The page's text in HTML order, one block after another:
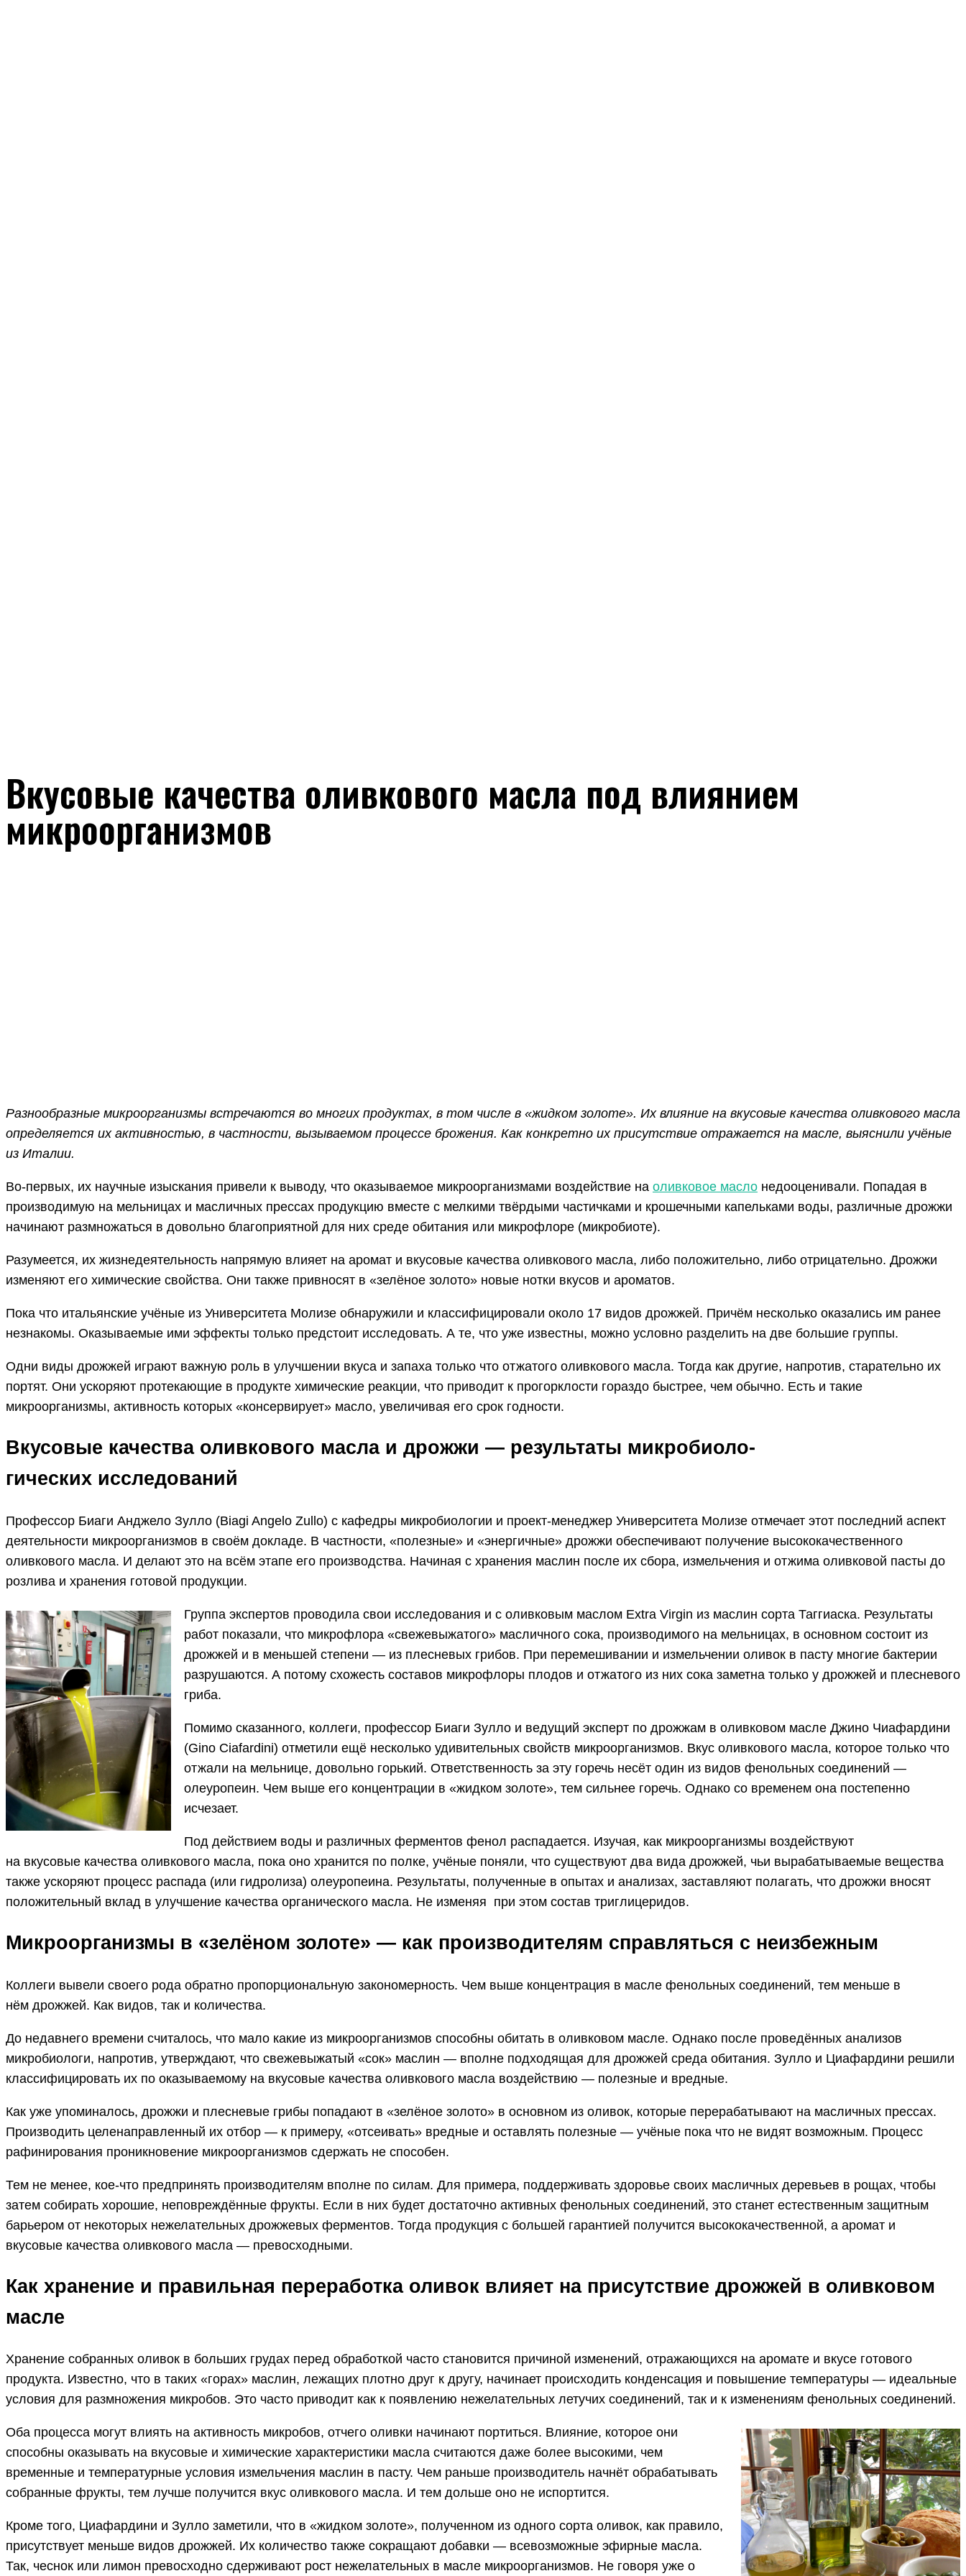
Вкусовые качества оливкового масла под влиянием
микроорганизмов
Разнообразные микроорганизмы встречаются во многих продуктах, в том числе в «жидком золоте». Их влияние на вкусовые качества оливкового масла
определяется их активностью, в частности, вызываемом процессе брожения. Как конкретно их присутствие отражается на масле, выяснили учёные
из Италии.
Во-первых, их научные изыскания привели к выводу, что оказываемое микроорганизмами воздействие на оливковое масло недооценивали. Попадая в
производимую на мельницах и масличных прессах продукцию вместе с мелкими твёрдыми частичками и крошечными капельками воды, различные дрожжи
начинают размножаться в довольно благоприятной для них среде обитания или микрофлоре (микробиоте).
Разумеется, их жизнедеятельность напрямую влияет на аромат и вкусовые качества оливкового масла, либо положительно, либо отрицательно. Дрожжи
изменяют его химические свойства. Они также привносят в «зелёное золото» новые нотки вкусов и ароматов.
Пока что итальянские учёные из Университета Молизе обнаружили и классифицировали около 17 видов дрожжей. Причём несколько оказались им ранее
незнакомы. Оказываемые ими эффекты только предстоит исследовать. А те, что уже известны, можно условно разделить на две большие группы.
Одни виды дрожжей играют важную роль в улучшении вкуса и запаха только что отжатого оливкового масла. Тогда как другие, напротив, старательно их
портят. Они ускоряют протекающие в продукте химические реакции, что приводит к прогорклости гораздо быстрее, чем обычно. Есть и такие
микроорганизмы, активность которых «консервирует» масло, увеличивая его срок годности.
Вкусовые качества оливкового масла и дрожжи — результаты микробиоло-
гических исследований
Профессор Биаги Анджело Зулло (Biagi Angelo Zullo) с кафедры микробиологии и проект-менеджер Университета Молизе отмечает этот последний аспект
деятельности микроорганизмов в своём докладе. В частности, «полезные» и «энергичные» дрожжи обеспечивают получение высококачественного
оливкового масла. И делают это на всём этапе его производства. Начиная с хранения маслин после их сбора, измельчения и отжима оливковой пасты до
розлива и хранения готовой продукции.
Группа экспертов проводила свои исследования и с оливковым маслом Extra Virgin из маслин сорта Таггиаска. Результаты
работ показали, что микрофлора «свежевыжатого» масличного сока, производимого на мельницах, в основном состоит из
дрожжей и в меньшей степени — из плесневых грибов. При перемешивании и измельчении оливок в пасту многие бактерии
разрушаются. А потому схожесть составов микрофлоры плодов и отжатого из них сока заметна только у дрожжей и плесневого
гриба.
Помимо сказанного, коллеги, профессор Биаги Зулло и ведущий эксперт по дрожжам в оливковом масле Джино Чиафардини
(Gino Ciafardini) отметили ещё несколько удивительных свойств микроорганизмов. Вкус оливкового масла, которое только что
отжали на мельнице, довольно горький. Ответственность за эту горечь несёт один из видов фенольных соединений —
олеуропеин. Чем выше его концентрации в «жидком золоте», тем сильнее горечь. Однако со временем она постепенно
исчезает.
Под действием воды и различных ферментов фенол распадается. Изучая, как микроорганизмы воздействуют
на вкусовые качества оливкового масла, пока оно хранится по полке, учёные поняли, что существуют два вида дрожжей, чьи вырабатываемые вещества
также ускоряют процесс распада (или гидролиза) олеуропеина. Результаты, полученные в опытах и анализах, заставляют полагать, что дрожжи вносят
положительный вклад в улучшение качества органического масла. Не изменяя при этом состав триглицеридов.
Микроорганизмы в «зелёном золоте» — как производителям справляться с неизбежным
Коллеги вывели своего рода обратно пропорциональную закономерность. Чем выше концентрация в масле фенольных соединений, тем меньше в
нём дрожжей. Как видов, так и количества.
До недавнего времени считалось, что мало какие из микроорганизмов способны обитать в оливковом масле. Однако после проведённых анализов
микробиологи, напротив, утверждают, что свежевыжатый «сок» маслин — вполне подходящая для дрожжей среда обитания. Зулло и Циафардини решили
классифицировать их по оказываемому на вкусовые качества оливкового масла воздействию — полезные и вредные.
Как уже упоминалось, дрожжи и плесневые грибы попадают в «зелёное золото» в основном из оливок, которые перерабатывают на масличных прессах.
Производить целенаправленный их отбор — к примеру, «отсеивать» вредные и оставлять полезные — учёные пока что не видят возможным. Процесс
рафинирования проникновение микроорганизмов сдержать не способен.
Тем не менее, кое-что предпринять производителям вполне по силам. Для примера, поддерживать здоровье своих масличных деревьев в рощах, чтобы
затем собирать хорошие, неповреждённые фрукты. Если в них будет достаточно активных фенольных соединений, это станет естественным защитным
барьером от некоторых нежелательных дрожжевых ферментов. Тогда продукция с большей гарантией получится высококачественной, а аромат и
вкусовые качества оливкового масла — превосходными.
Как хранение и правильная переработка оливок влияет на присутствие дрожжей в оливковом
масле
Хранение собранных оливок в больших грудах перед обработкой часто становится причиной изменений, отражающихся на аромате и вкусе готового
продукта. Известно, что в таких «горах» маслин, лежащих плотно друг к другу, начинает происходить конденсация и повышение температуры — идеальные
условия для размножения микробов. Это часто приводит как к появлению нежелательных летучих соединений, так и к изменениям фенольных соединений.
Оба процесса могут влиять на активность микробов, отчего оливки начинают портиться. Влияние, которое они
способны оказывать на вкусовые и химические характеристики масла считаются даже более высокими, чем
временные и температурные условия измельчения маслин в пасту. Чем раньше производитель начнёт обрабатывать
собранные фрукты, тем лучше получится вкус оливкового масла. И тем дольше оно не испортится.
Кроме того, Циафардини и Зулло заметили, что в «жидком золоте», полученном из одного сорта оливок, как правило,
присутствует меньше видов дрожжей. Их количество также сокращают добавки — всевозможные эфирные масла.
Так, чеснок или лимон превосходно сдерживают рост нежелательных в масле микроорганизмов. Не говоря уже о